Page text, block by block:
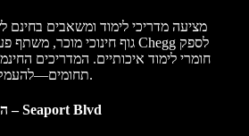
חומרי לימוד איכותיים. המדריכים
תחומים—להעמקת ההבנה ולהכנה למבחנים.
השכרת ספרי לימוד בניו יורק – Seaport Blvd